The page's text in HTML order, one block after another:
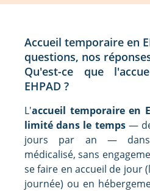
Accueil temporaire en
questions, nos
Qu'est-ce que
EHPAD ?
L'accueil temporaire en
limité dans le temps —
jours par an — dans
médicalisé, sans
se faire en accueil de jour
journée) ou en